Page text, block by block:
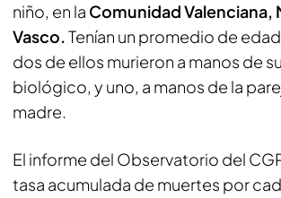
niño, en la Comunidad Valenciana,
Vasco.Tenían un promedio de
dos de ellos murieron a manos de
biológico, y uno, a manos de la
madre.
El informe del Observatorio del
tasa acumulada de muertes por